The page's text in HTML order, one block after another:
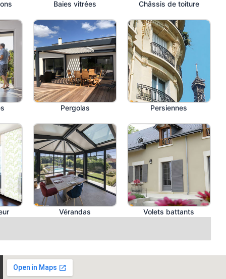
Baies vitrées Châssis de toiture
Pergolas Persiennes
Vérandas Volets battants